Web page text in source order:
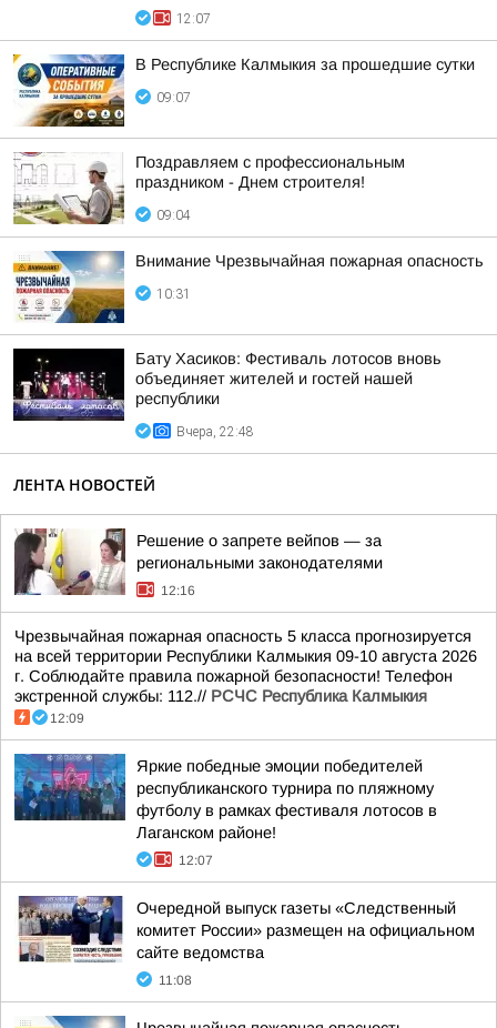
12:07
В Республике Калмыкия за прошедшие сутки
09:07
Поздравляем с профессиональным
праздником - Днем строителя!
09:04
Внимание Чрезвычайная пожарная опасность
10:31
Бату Хасиков: Фестиваль лотосов вновь
объединяет жителей и гостей нашей
республики
Вчера, 22:48
ЛЕНТА НОВОСТЕЙ
Решение о запрете вейпов — за
региональными законодателями
12:16
Чрезвычайная пожарная опасность 5 класса прогнозируется
на всей территории Республики Калмыкия 09-10 августа 2026
г. Соблюдайте правила пожарной безопасности! Телефон
экстренной службы: 112.// РСЧС Республика Калмыкия
12:09
Яркие победные эмоции победителей
республиканского турнира по пляжному
футболу в рамках фестиваля лотосов в
Лаганском районе!
12:07
Очередной выпуск газеты «Следственный
комитет России» размещен на официальном
сайте ведомства
11:08